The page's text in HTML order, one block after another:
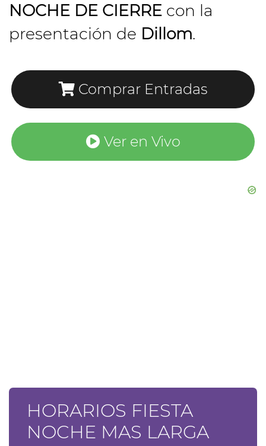
NOCHE DE CIERRE con la
presentación de Dillom.
Comprar Entradas
Ver en Vivo
HORARIOS FIESTA
NOCHE MAS LARGA